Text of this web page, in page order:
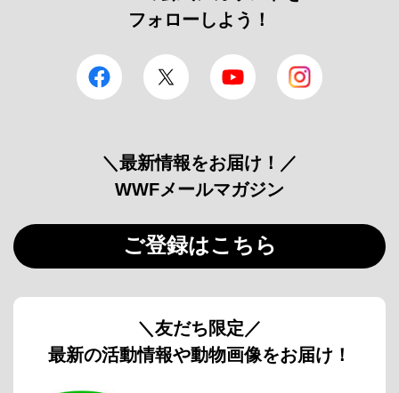
フォローしよう！
facebook Twitter YouTube
＼最新情報をお届け！／
WWFメールマガジン
ご登録はこちら
＼友だち限定／
最新の活動情報や動物画像をお届け！